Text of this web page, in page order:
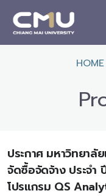
HOME
ประกาศ มหาวิทยาลั
จัดซื้อจัดจ้าง ประจ
โปรแกรม QS